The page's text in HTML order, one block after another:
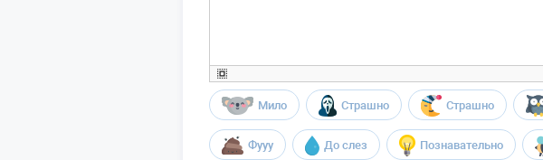
Мило Страшно Страшно
Фууу До слез Познавательно